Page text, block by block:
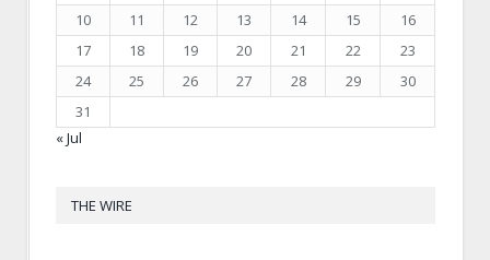
10
11 12 13 14 15
16
17
18 19 20 21 22
23
24
25 26 27 28 29
30
31
« Jul
THE WIRE